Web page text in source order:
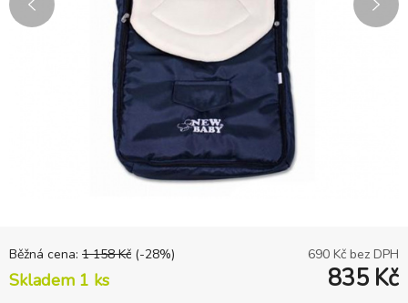
Běžná cena: 1 158 Kč (-28%) 690 Kč bez DPH
Skladem 1 ks 835 Kč